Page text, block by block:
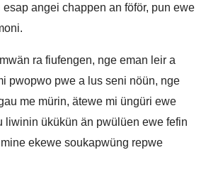
angei chappen an föför, pun ewe
ra fiufengen, nge eman leir a
pwopwo pwe a lus seni nöün, nge
me mürin, ätewe mi üngüri ewe
liwinin ükükün än pwülüen ewe fefin
ekewe soukapwüng repwe